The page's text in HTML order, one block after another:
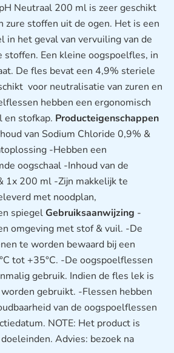
Neutraal 200 ml is zeer geschikt
zure stoffen uit de ogen. Het is een
in het geval van vervuiling van de
stoffen. Een kleine oogspoelfles, in
De fles bevat een 4,9% steriele
voor neutralisatie van zuren en
hebben een ergonomisch
en stofkap. Producteigenschappen
van Sodium Chloride 0,9% &
-Hebben een
oogschaal -Inhoud van de
1x 200 ml -Zijn makkelijk te
met noodplan,
spiegelGebruiksaanwijzing -
omgeving met stof & vuil. -De
te worden bewaard bij een
tot +35°C. -De oogspoelflessen
gebruik. Indien de fles lek is
gebruikt. -Flessen hebben
van de oogspoelflessen
NOTE: Het product is
Advies: bezoek na